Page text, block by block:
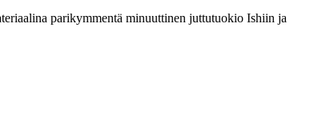
parikymmentä minuuttinen juttutuokio Ishiin ja